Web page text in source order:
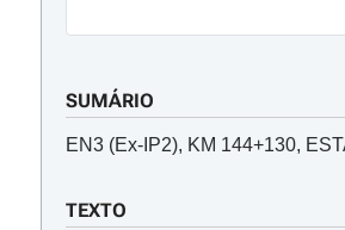
SUMÁRIO
EN3 (Ex-IP2), KM 144+130,
TEXTO